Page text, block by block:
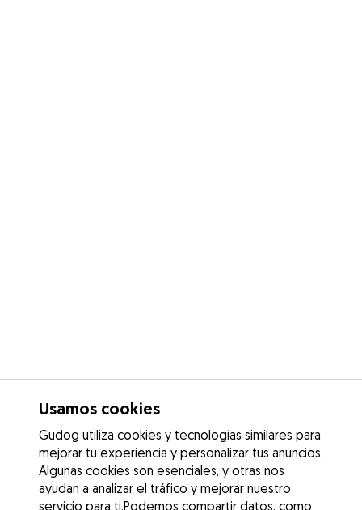
Usamos cookies
Gudog utiliza cookies y tecnologías similares para
mejorar tu experiencia y personalizar tus anuncios.
Algunas cookies son esenciales, y otras nos
ayudan a analizar el tráfico y mejorar nuestro
servicio para ti.Podemos compartir datos, como